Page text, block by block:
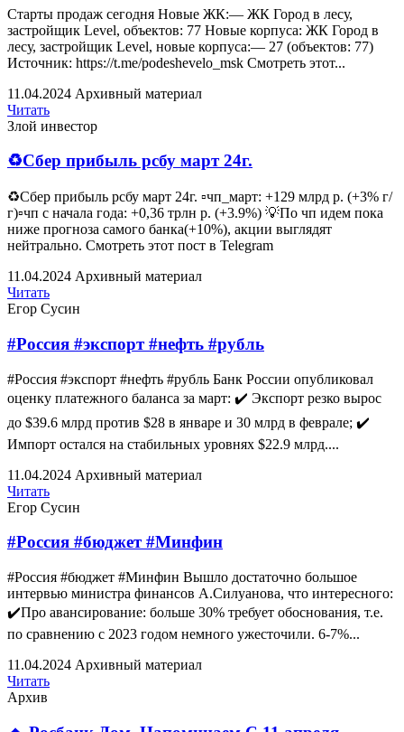
Старты продаж сегодня Новые ЖК:— ЖК Город в лесу,
застройщик Level, объектов: 77 Новые корпуса: ЖК Город в
лесу, застройщик Level, новые корпуса:— 27 (объектов: 77)
Источник: https://t.me/podeshevelo_msk Смотреть этот...
11.04.2024 Архивный материал
Читать
Злой инвестор
♻️Сбер прибыль рсбу март 24г.
♻️Сбер прибыль рсбу март 24г. ▫️чп_март: +129 млрд р. (+3% г/
г)▫️чп с начала года: +0,36 трлн р. (+3.9%) 💡По чп идем пока
ниже прогноза самого банка(+10%), акции выглядят
нейтрально. Смотреть этот пост в Telegram
11.04.2024 Архивный материал
Читать
Егор Сусин
#Россия #экспорт #нефть #рубль
#Россия #экспорт #нефть #рубль Банк России опубликовал
оценку платежного баланса за март: ✔️ Экспорт резко вырос
до $39.6 млрд против $28 в январе и 30 млрд в феврале; ✔️
Импорт остался на стабильных уровнях $22.9 млрд....
11.04.2024 Архивный материал
Читать
Егор Сусин
#Россия #бюджет #Минфин
#Россия #бюджет #Минфин Вышло достаточно большое
интервью министра финансов А.Силуанова, что интересного:
✔️Про авансирование: больше 30% требует обоснования, т.е.
по сравнению с 2023 годом немного ужесточили. 6-7%...
11.04.2024 Архивный материал
Читать
Архив